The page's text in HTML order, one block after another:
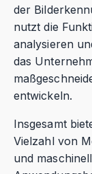
der
nutzt die
analysieren
das
entwickeln.
Insgesamt
Vielzahl von
und